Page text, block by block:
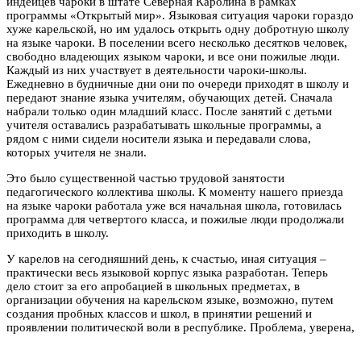
программы «Открытый мир». Языковая ситуация чароки гораздо
хуже карельской, но им удалось открыть одну добротную школу
на языке чароки. В поселении всего несколько десятков человек,
свободно владеющих языком чароки, и все они пожилые люди.
Каждый из них участвует в деятельности чароки-школы.
Ежедневно в будничные дни они по очереди приходят в школу и
передают знание языка учителям, обучающих детей. Сначала
набрали только один младший класс. После занятий с детьми
учителя оставались разрабатывать школьные программы, а
рядом с ними сидели носители языка и передавали слова,
которых учителя не знали.
Это было существенной частью трудовой занятости
педагогического коллектива школы. К моменту нашего приезда
на языке чароки работала уже вся начальная школа, готовилась
программа для четвертого класса, и пожилые люди продолжали
приходить в школу.
У карелов на сегодняшний день, к счастью, иная ситуация –
практически весь языковой корпус языка разработан. Теперь
дело стоит за его апробацией в школьных предметах, в
организации обучения на карельском языке, возможно, путем
создания пробных классов и школ, в принятии решений и
проявлении политической воли в республике. Проблема, уверена,